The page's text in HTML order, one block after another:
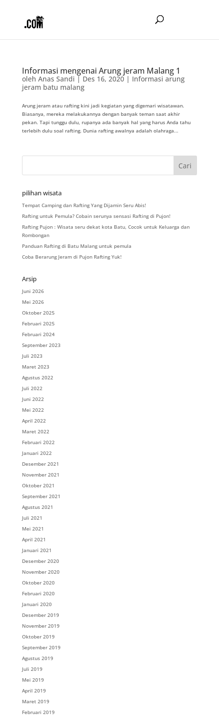
Informasi mengenai Arung jeram Malang 1
oleh Anas Sandi | Des 16, 2020| Informasi arung
jeram batu malang
Arung jeram atau rafting kini jadi kegiatan yang digemari wisatawan.
Biasanya, mereka melakukannya dengan banyak teman saat akhir
pekan. Tapi tunggu dulu, rupanya ada banyak hal yang harus Anda tahu
terlebih dulu soal rafting. Dunia rafting awalnya adalah olahraga...
pilihan wisata
Tempat Camping dan Rafting Yang Dijamin Seru Abis!
Rafting untuk Pemula? Cobain serunya sensasi Rafting di Pujon!
Rafting Pujon : Wisata seru dekat kota Batu, Cocok untuk Keluarga dan
Rombongan
Panduan Rafting di Batu Malang untuk pemula
Coba Berarung Jeram di Pujon Rafting Yuk!
Arsip
Juni 2026
Mei 2026
Oktober 2025
Februari 2025
Februari 2024
September 2023
Juli 2023
Maret 2023
Agustus 2022
Juli 2022
Juni 2022
Mei 2022
April 2022
Maret 2022
Februari 2022
Januari 2022
Desember 2021
November 2021
Oktober 2021
September 2021
Agustus 2021
Juli 2021
Mei 2021
April 2021
Januari 2021
Desember 2020
November 2020
Oktober 2020
Februari 2020
Januari 2020
Desember 2019
November 2019
Oktober 2019
September 2019
Agustus 2019
Juli 2019
Mei 2019
April 2019
Maret 2019
Februari 2019